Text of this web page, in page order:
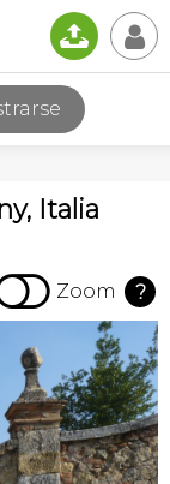
📤 👤
Italia
Zoom ?